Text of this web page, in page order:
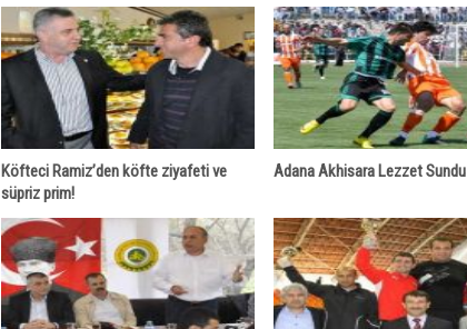
Köfteci Ramiz’den köfte ziyafeti ve
süpriz prim!
Adana Akhisara Lezzet Sundu